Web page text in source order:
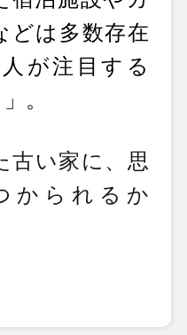
どは多数存在
が注目する
。
古い家に、思
かられるか